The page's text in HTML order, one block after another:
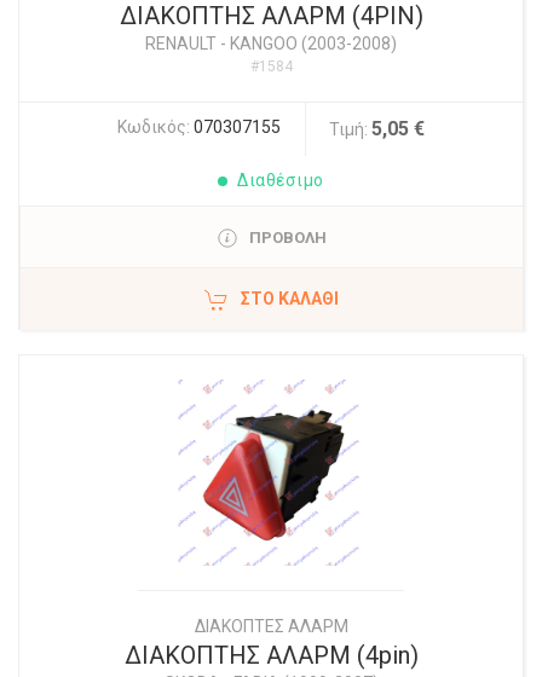
ΔΙΑΚΟΠΤΗΣ ΑΛΑΡΜ (4PIN)
RENAULT - KANGOO (2003-2008)
#1584
Κωδικός: 070307155 Τιμή: 5,05 €
Διαθέσιμο
ΠΡΟΒΟΛΗ
ΣΤΟ ΚΑΛΆΘΙ
ΔΙΑΚΟΠΤΕΣ ΑΛΑΡΜ
ΔΙΑΚΟΠΤΗΣ ΑΛΑΡΜ (4pin)